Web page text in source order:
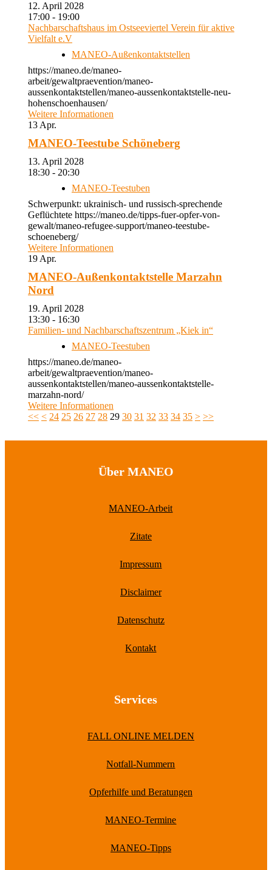
12. April 2028
17:00 - 19:00
Nachbarschaftshaus im Ostseeviertel Verein für aktive
Vielfalt e.V
MANEO-Außenkontaktstellen
https://maneo.de/maneo-
arbeit/gewaltpraevention/maneo-
aussenkontaktstellen/maneo-aussenkontaktstelle-neu-
hohenschoenhausen/
Weitere Informationen
13 Apr.
MANEO-Teestube Schöneberg
13. April 2028
18:30 - 20:30
MANEO-Teestuben
Schwerpunkt: ukrainisch- und russisch-sprechende
Geflüchtete https://maneo.de/tipps-fuer-opfer-von-
gewalt/maneo-refugee-support/maneo-teestube-
schoeneberg/
Weitere Informationen
19 Apr.
MANEO-Außenkontaktstelle Marzahn
Nord
19. April 2028
13:30 - 16:30
Familien- und Nachbarschaftszentrum „Kiek in“
MANEO-Teestuben
https://maneo.de/maneo-
arbeit/gewaltpraevention/maneo-
aussenkontaktstellen/maneo-aussenkontaktstelle-
marzahn-nord/
Weitere Informationen
<< < 24 25 26 27 28 29 30 31 32 33 34 35 > >>
Über MANEO
MANEO-Arbeit
Zitate
Impressum
Disclaimer
Datenschutz
Kontakt
Services
FALL ONLINE MELDEN
Notfall-Nummern
Opferhilfe und Beratungen
MANEO-Termine
MANEO-Tipps